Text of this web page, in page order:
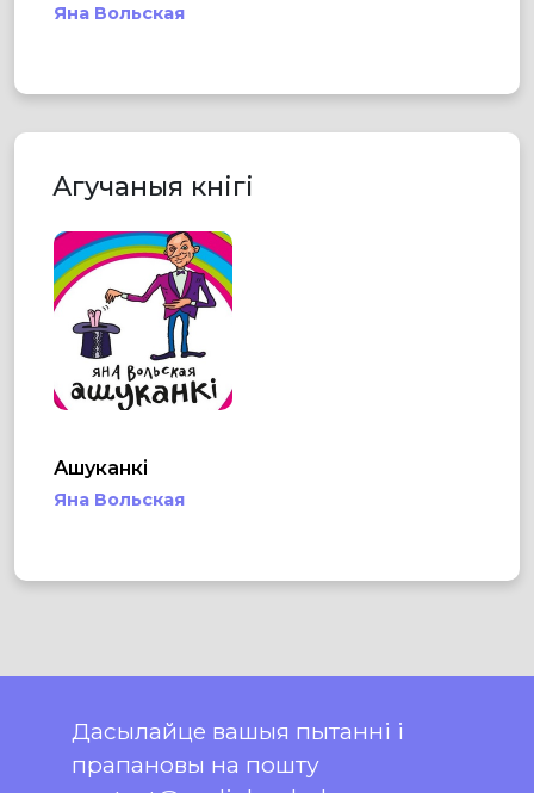
Яна Вольская
Агучаныя кнігі
Ашуканкі
Яна Вольская
Дасылайце вашыя пытанні і
прапановы на пошту